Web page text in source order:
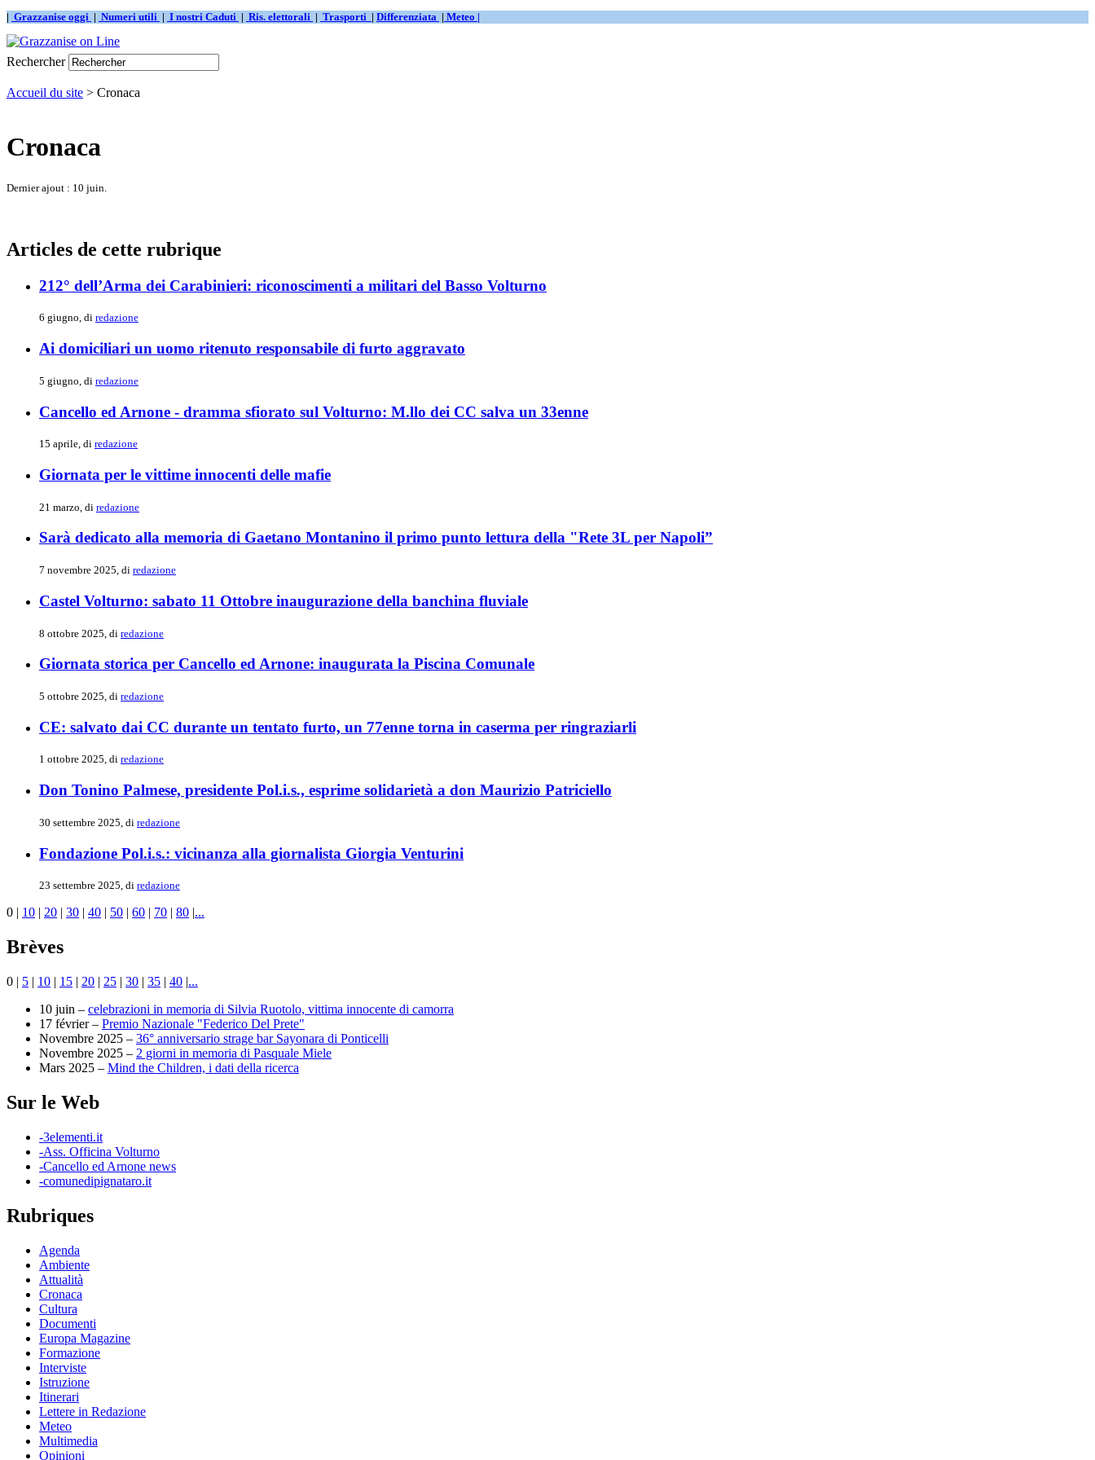
| Grazzanise oggi | Numeri utili | I nostri Caduti | Ris. elettorali | Trasporti | Differenziata | Meteo |
Rechercher
Accueil du site > Cronaca
Cronaca
Dernier ajout : 10 juin.
Articles de cette rubrique
212° dell’Arma dei Carabinieri: riconoscimenti a militari del Basso Volturno
6 giugno, di redazione
Ai domiciliari un uomo ritenuto responsabile di furto aggravato
5 giugno, di redazione
Cancello ed Arnone - dramma sfiorato sul Volturno: M.llo dei CC salva un 33enne
15 aprile, di redazione
Giornata per le vittime innocenti delle mafie
21 marzo, di redazione
Sarà dedicato alla memoria di Gaetano Montanino il primo punto lettura della "Rete 3L per Napoli”
7 novembre 2025, di redazione
Castel Volturno: sabato 11 Ottobre inaugurazione della banchina fluviale
8 ottobre 2025, di redazione
Giornata storica per Cancello ed Arnone: inaugurata la Piscina Comunale
5 ottobre 2025, di redazione
CE: salvato dai CC durante un tentato furto, un 77enne torna in caserma per ringraziarli
1 ottobre 2025, di redazione
Don Tonino Palmese, presidente Pol.i.s., esprime solidarietà a don Maurizio Patriciello
30 settembre 2025, di redazione
Fondazione Pol.i.s.: vicinanza alla giornalista Giorgia Venturini
23 settembre 2025, di redazione
0 | 10 | 20 | 30 | 40 | 50 | 60 | 70 | 80 |...
Brèves
0 | 5 | 10 | 15 | 20 | 25 | 30 | 35 | 40 |...
10 juin – celebrazioni in memoria di Silvia Ruotolo, vittima innocente di camorra
17 février – Premio Nazionale "Federico Del Prete"
Novembre 2025 – 36° anniversario strage bar Sayonara di Ponticelli
Novembre 2025 – 2 giorni in memoria di Pasquale Miele
Mars 2025 – Mind the Children, i dati della ricerca
Sur le Web
-3elementi.it
-Ass. Officina Volturno
-Cancello ed Arnone news
-comunedipignataro.it
Rubriques
Agenda
Ambiente
Attualità
Cronaca
Cultura
Documenti
Europa Magazine
Formazione
Interviste
Istruzione
Itinerari
Lettere in Redazione
Meteo
Multimedia
Opinioni